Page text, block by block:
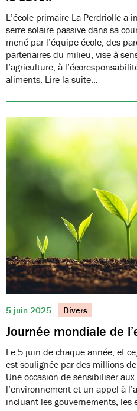
L’école primaire La Perdriolle a
serre solaire passive dans sa
mené par l’équipe-école, des
partenaires du milieu, vise à
l’agriculture, à
aliments. Lire la suite…
5 juin 2025 Divers
Journée mondiale de
Le 5 juin de chaque année, et
est soulignée par des millions
Une occasion de sensibiliser
l’environnement et un appel à
incluant les gouvernements, les